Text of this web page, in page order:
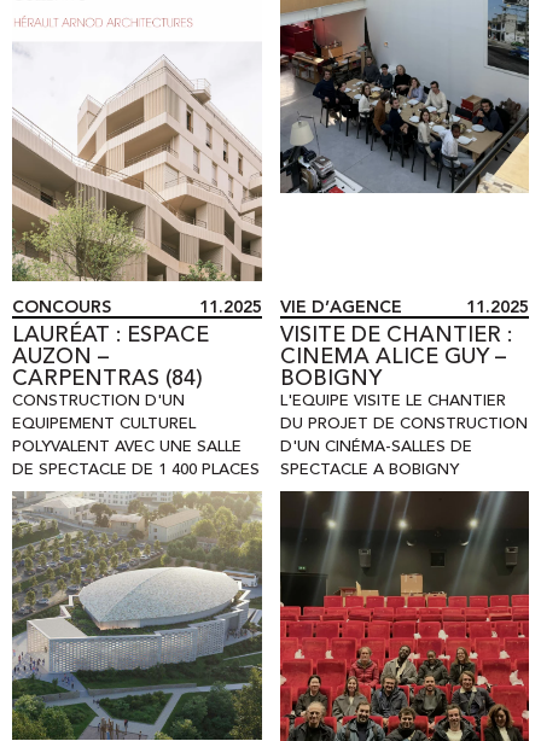
CONCOURS 11.2025
LAURÉAT : ESPACE
AUZON –
CARPENTRAS (84)
CONSTRUCTION D'UN
EQUIPEMENT CULTUREL
POLYVALENT AVEC UNE SALLE
DE SPECTACLE DE 1 400 PLACES
VIE D’AGENCE 11.2025
VISITE DE CHANTIER :
CINEMA ALICE GUY –
BOBIGNY
L'EQUIPE VISITE LE CHANTIER
DU PROJET DE CONSTRUCTION
D'UN CINÉMA-SALLES DE
SPECTACLE A BOBIGNY